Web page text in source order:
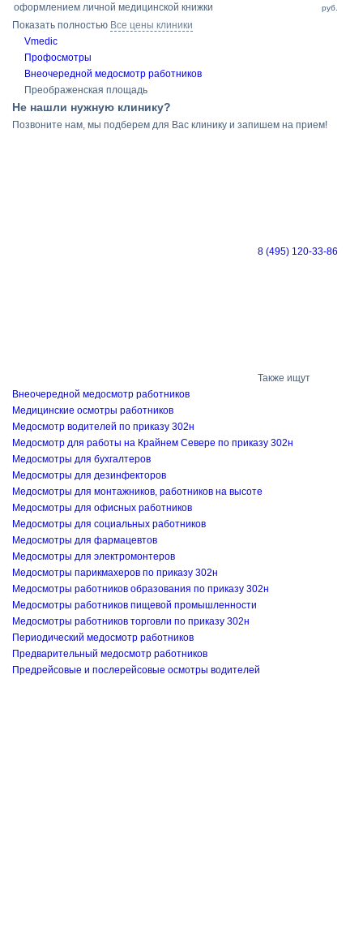
оформлением личной медицинской книжки руб.
Показать полностью Все цены клиники
Vmedic
Профосмотры
Внеочередной медосмотр работников
Преображенская площадь
Не нашли нужную клинику?
Позвоните нам, мы подберем для Вас клинику и запишем на прием!
8 (495) 120-33-86
Также ищут
Внеочередной медосмотр работников
Медицинские осмотры работников
Медосмотр водителей по приказу 302н
Медосмотр для работы на Крайнем Севере по приказу 302н
Медосмотры для бухгалтеров
Медосмотры для дезинфекторов
Медосмотры для монтажников, работников на высоте
Медосмотры для офисных работников
Медосмотры для социальных работников
Медосмотры для фармацевтов
Медосмотры для электромонтеров
Медосмотры парикмахеров по приказу 302н
Медосмотры работников образования по приказу 302н
Медосмотры работников пищевой промышленности
Медосмотры работников торговли по приказу 302н
Периодический медосмотр работников
Предварительный медосмотр работников
Предрейсовые и послерейсовые осмотры водителей